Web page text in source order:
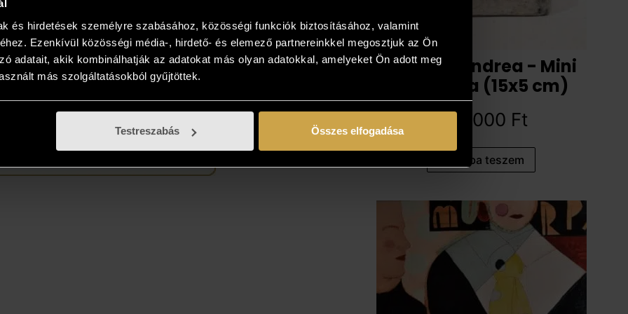
és hirdetések személyre szabásához, közösségi funkciók biztosításához, valamint
Ezenkívül közösségi média-, hirdető- és elemező partnereinkkel megosztjuk az Ön
adatait, akik kombinálhatják az adatokat más olyan adatokkal, amelyeket Ön adott meg
más szolgáltatásokból gyűjtöttek.
Testreszabás Összes elfogadása
Gyűjtse össze az Önnek tetsző
és vásárolja meg azt, ami élőben a
tetszik!
Zocskár Andrea - Mini
Madonna (15x5 cm)
144 000 Ft
Kosárba teszem